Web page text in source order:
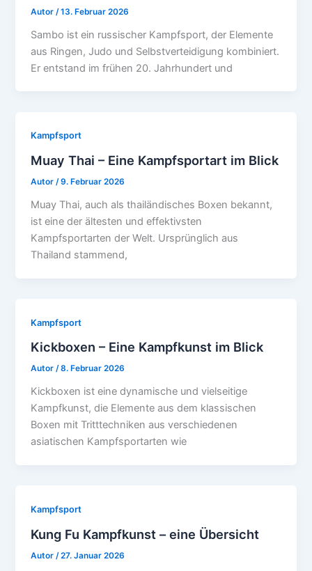
Autor /13. Februar 2026
Sambo ist ein russischer Kampfsport, der Elemente
aus Ringen, Judo und Selbstverteidigung kombiniert.
Er entstand im frühen 20. Jahrhundert und
Kampfsport
Muay Thai – Eine Kampfsportart im Blick
Autor/9. Februar 2026
Muay Thai, auch als thailändisches Boxen bekannt,
ist eine der ältesten und effektivsten
Kampfsportarten der Welt. Ursprünglich aus
Thailand stammend,
Kampfsport
Kickboxen – Eine Kampfkunst im Blick
Autor/8. Februar 2026
Kickboxen ist eine dynamische und vielseitige
Kampfkunst, die Elemente aus dem klassischen
Boxen mit Tritttechniken aus verschiedenen
asiatischen Kampfsportarten wie
Kampfsport
Kung Fu Kampfkunst – eine Übersicht
Autor /27. Januar 2026